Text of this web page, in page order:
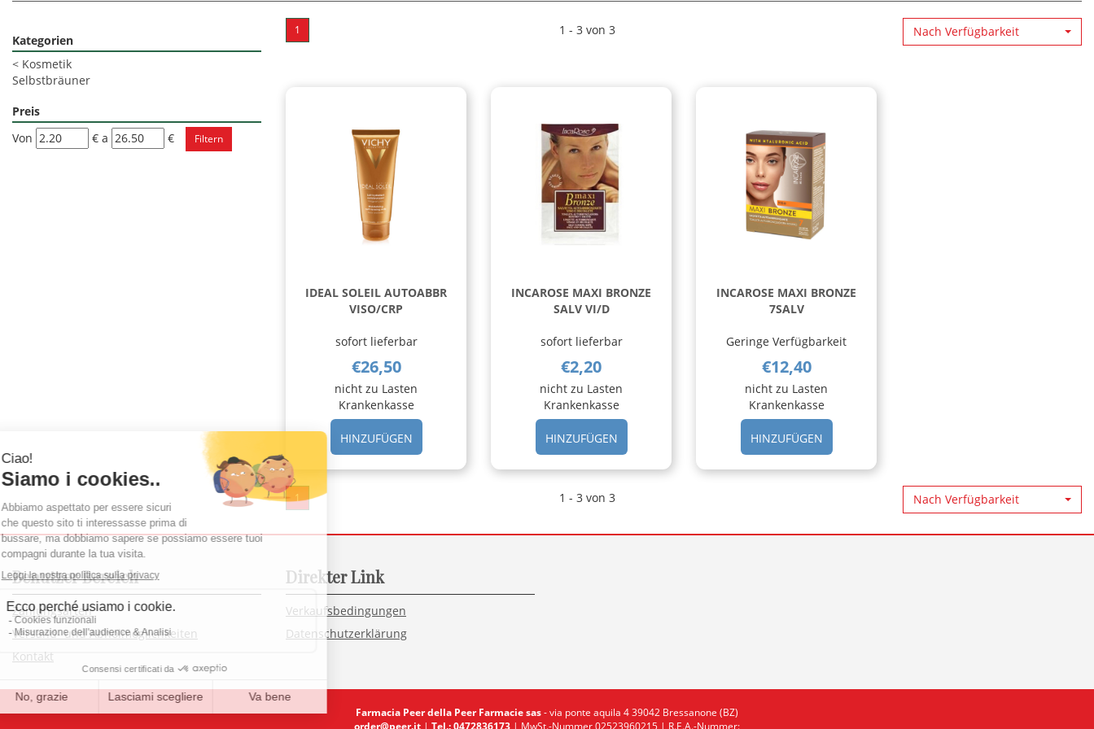
Kategorien
< Kosmetik
Selbstbräuner
Preis
filtra
Von € filtra
a €
1 1 - 3 von 3 Nach Verfügbarkeit
IDEAL SOLEIL AUTOABBR
VISO/CRP
sofort lieferbar
€26,50
nicht zu Lasten
Krankenkasse
HINZUFÜGENHINZUFÜGEN IDEAL
SOLEIL
AUTOABBR
INCAROSE MAXI BRONZE
SALV VI/D
sofort lieferbar
€2,20
nicht zu Lasten
Krankenkasse
HINZUFÜGENHINZUFÜGEN INCAROSE
MAXI
BRONZE
INCAROSE MAXI BRONZE
7SALV
Geringe Verfügbarkeit
€12,40
nicht zu Lasten
Krankenkasse
HINZUFÜGENHINZUFÜGEN INCAROSE
MAXI
BRONZE
1 1 - 3 von 3 Nach Verfügbarkeit
Benutzer Bereich
Zahlungsarten
Versand- und Abholmöglichkeiten
Kontakt
Direkter Link
Verkaufsbedingungen
Datenschutzerklärung
Farmacia Peer della Peer Farmacie sas- via ponte aquila 4 39042 Bressanone (BZ)
order@peer.it | Tel.: 0472836173 | MwSt.-Nummer 02523960215 | R.E.A.-Nummer: